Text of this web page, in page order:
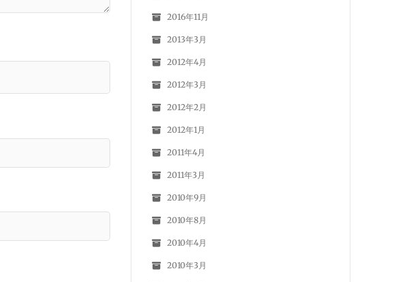
2016年11月
2013年3月
2012年4月
2012年3月
2012年2月
2012年1月
2011年4月
2011年3月
2010年9月
2010年8月
2010年4月
2010年3月